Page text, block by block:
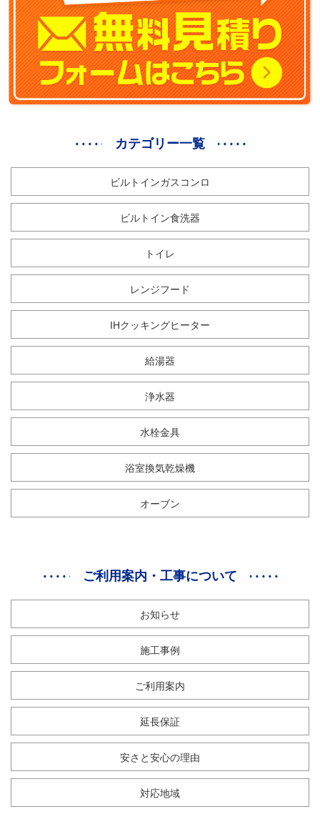
カテゴリー一覧
ビルトインガスコンロ
ビルトイン食洗器
トイレ
レンジフード
IHクッキングヒーター
給湯器
浄水器
水栓金具
浴室換気乾燥機
オーブン
ご利用案内・工事について
お知らせ
施工事例
ご利用案内
延長保証
安さと安心の理由
対応地域